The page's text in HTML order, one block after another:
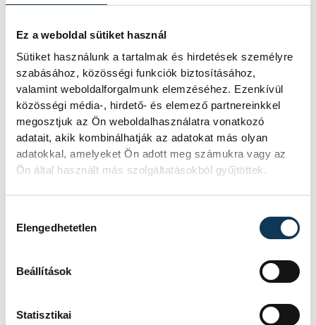
Ez a weboldal sütiket használ
Sütiket használunk a tartalmak és hirdetések személyre
szabásához, közösségi funkciók biztosításához,
valamint weboldalforgalmunk elemzéséhez. Ezenkívül
közösségi média-, hirdető- és elemező partnereinkkel
megosztjuk az Ön weboldalhasználatra vonatkozó
adatait, akik kombinálhatják az adatokat más olyan
adatokkal, amelyeket Ön adott meg számukra vagy az
Ön által használt más szolgáltatásokból gyűjtöttek.
Elengedhetetlen
Beállítások
Statisztikai
képes! Az összeállításánál vegyük
figyelembe barátaink ízlését is. Ahhoz,
hogy bulink ne érjen idő előtt véget a
rendőrség látogatása miatt, érdemes
informálni a szomszédokat. Inkább minket
hívjanak…
mennyit és hogyan iszik. Ehhez nem
vendégek előtt előadjuk bartender
kört. A világháló teli van amatőrök által